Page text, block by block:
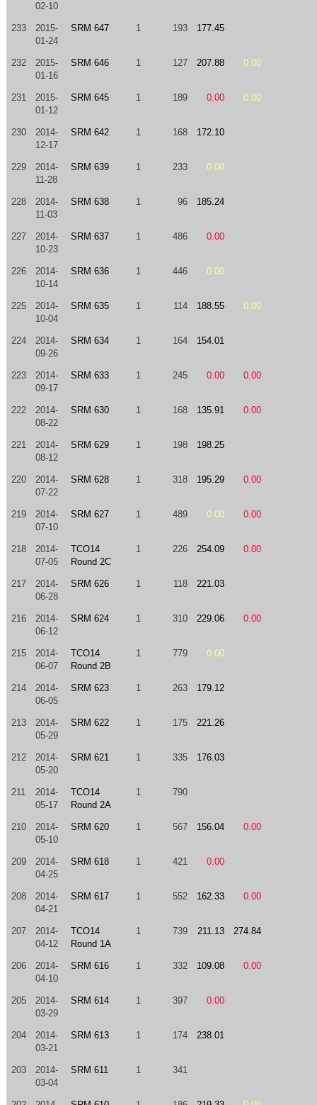
02-10
233
2015-
01-24
SRM 647 1 193 177.45
232
2015-
01-16
SRM 646 1 127 207.88 0.00
231
2015-
01-12
SRM 645 1 189 0.00 0.00
230
2014-
12-17
SRM 642 1 168 172.10
229
2014-
11-28
SRM 639 1 233 0.00
228
2014-
11-03
SRM 638 1 96 185.24
227
2014-
10-23
SRM 637 1 486 0.00
226
2014-
10-14
SRM 636 1 446 0.00
225
2014-
10-04
SRM 635 1 114 188.55 0.00
224
2014-
09-26
SRM 634 1 164 154.01
223
2014-
09-17
SRM 633 1 245 0.00 0.00
222
2014-
08-22
SRM 630 1 168 135.91 0.00
221
2014-
08-12
SRM 629 1 198 198.25
220
2014-
07-22
SRM 628 1 318 195.29 0.00
219
2014-
07-10
SRM 627 1 489 0.00 0.00
218
2014-
07-05
TCO14
Round 2C
1 226 254.09 0.00
217
2014-
06-28
SRM 626 1 118 221.03
216
2014-
06-12
SRM 624 1 310 229.06 0.00
215
2014-
06-07
TCO14
Round 2B
1 779 0.00
214
2014-
06-05
SRM 623 1 263 179.12
213
2014-
05-29
SRM 622 1 175 221.26
212
2014-
05-20
SRM 621 1 335 176.03
211
2014-
05-17
TCO14
Round 2A
1 790
210
2014-
05-10
SRM 620 1 567 156.04 0.00
209
2014-
04-25
SRM 618 1 421 0.00
208
2014-
04-21
SRM 617 1 552 162.33 0.00
207
2014-
04-12
TCO14
Round 1A
1 739 211.13 274.84
206
2014-
04-10
SRM 616 1 332 109.08 0.00
205
2014-
03-29
SRM 614 1 397 0.00
204
2014-
03-21
SRM 613 1 174 238.01
203
2014-
03-04
SRM 611 1 341